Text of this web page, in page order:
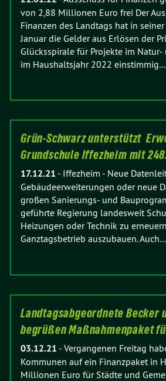
von 2,88 Millionen Euro frei Der
Finanzen des Landtags hat in
Januar die Gelder aus Erlösen der
Glücksspirale für Projekte im
im Haushaltsjahr 2022 einstimmig…
Grün-Schwarz unterstützt
Grundschule Iffezheim mit
17.12.21 - Iffezheim - Neue
Gebäudeerweiterungen oder neue
großen Sanierungs- und
geführte Regierung landesweit
Heizungen oder Technik zu
Ganztagsbetrieb auszubauen. Auch…
Landtagsabgeordnete Becker
begrüßen Maßnahmenpaket
03.12.21 - Vergangenen Freitag
Kommunen auf ein Finanzpaket in
Millionen Euro für Städte und